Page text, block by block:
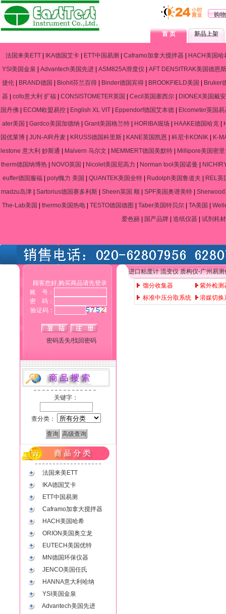
购
首 页 新品上架
法国来美ETT IKA德国艾卡 ETT中国易测 Caframo加拿大搅拌器
HACH美国哈
YSI美国金泉
Advantech美国先进| ASM825A滑度仪
AFT DENSITRAK美国德恩斯
捷伦| BRAND德国 Biohit芬兰百得| Binder德国宾得| BROOKFIELD美国
Bruker
器| cofo意大利 扩福| CONSISTOMETER英国 Cecil英国塞西尔| DIONEX美国戴安
国丹佛| ECOM欧盟易控| English XL VIT| Eppendorf德国艾本德|
Elcometer英国易
ater美国
Gardco美国加德纳 Grant美国格兰特| HORIBA堀场 HAAKE德国哈克|
国优莱博
JUN-AIR丹麦 KRUSS德国科里斯 KANE英国凯恩 科尼卡KONIK
K-
lestone 意大利 妙斯通
Malvern 马尔文 MEMMERT德国美默特
Millipore美国密
therm德国纳博热| NOVO英国 Nicolet美国尼高力 Norman tool美国诺曼
euffer德国服福| poly魄力 美国 QUANTEK美国全特| Rudolph美国鲁道夫
REL英
madzu岛津
Sartorius德国赛多利斯 Sheen英国 顺 SPF美国奥谱美特
The-Lab美国
thermo美国热电| TESTO德国德图 Taber美国特贝尔| TA美国
爱色丽| 国产品牌| 造纸仪器| 试剂耗材
顾客您好,购买商品请先登录
账 号：
密 码：
验证码：
密码丢失/找回密码
关键字：
查分类：
法国来美ETT
IKA德国艾卡
ETT中国易测
Caframo加拿大搅拌器
HACH美国哈希
ORION美国奥立龙
EUTECH美国优特
MN德国环保仪器
JENCO美国任氏
HANNA意大利哈纳
YSI美国金泉
Advantech美国先进
进口粘度计 流变仪 质构仪-广州易
馏分收集器
紫外检测
标准中压分取系统
溶媒切换